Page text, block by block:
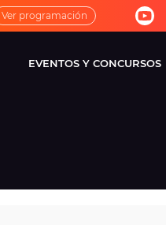
Ver programación
EVENTOS Y CONCURSOS